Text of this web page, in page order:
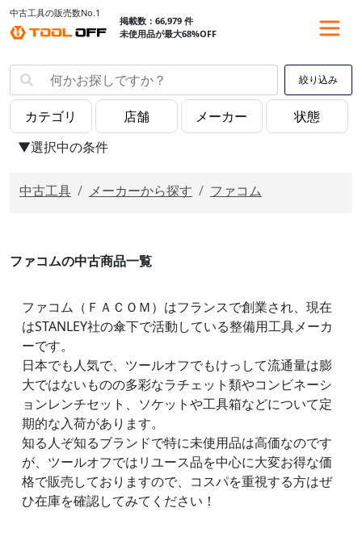
中古工具の販売数No.1
掲載数：66,979 件
未使用品が最大68%OFF
絞り込み
▼選択中の条件
中古工具 メーカーから探す ファコム
ファコムの中古商品一覧
ファコム（ＦＡＣＯＭ）はフランスで創業され、現在
はSTANLEY社の傘下で活動している整備用工具メーカ
ーです。
日本でも人気で、ツールオフでもけっして流通量は膨
大ではないものの多彩なラチェット類やコンビネーシ
ョンレンチセット、ソケットや工具箱などについて定
期的な入荷があります。
知る人ぞ知るブランドで特に未使用品は高価なのです
が、ツールオフではリユース品を中心に大変お得な価
格で販売しておりますので、コスパを重視する方はぜ
ひ在庫を確認してみてください！